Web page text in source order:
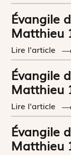
Évangile
Matthieu
Lire l'article
Évangile
Matthieu
Lire l'article
Évangile
Matthieu